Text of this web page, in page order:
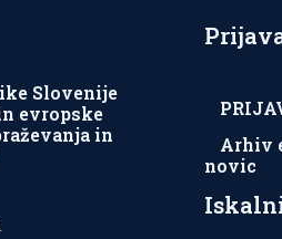
Slovenije
evropske
in
Arhiv
novic